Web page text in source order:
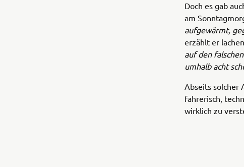
Doch es gab
am
aufgewärmt,
erzählt er
auf den
umhalb acht
Abseits solcher
fahrerisch,
wirklich zu